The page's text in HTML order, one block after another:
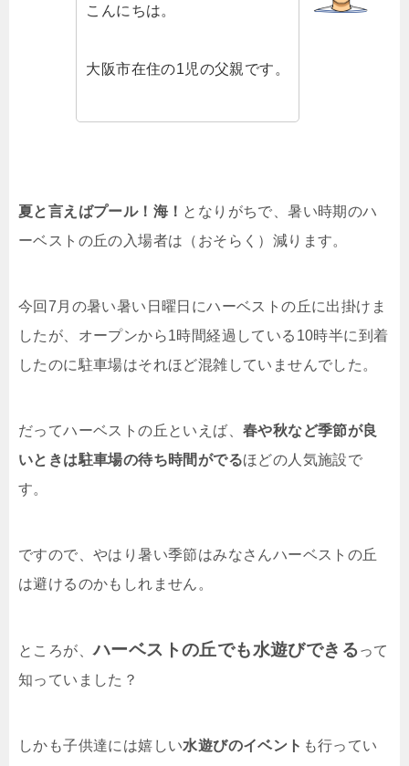
こんにちは。
大阪市在住の1児の父親です。
夏と言えばプール！海！ となりがちで、暑い時期のハ
ーベストの丘の入場者は（おそらく）減ります。
今回7月の暑い暑い日曜日にハーベストの丘に出掛けま
したが、オープンから1時間経過している10時半に到着
したのに駐車場はそれほど混雑していませんでした。
だってハーベストの丘といえば、 春や秋など季節が良
いときは駐車場の待ち時間がでるほどの人気施設で
す。
ですので、やはり暑い季節はみなさんハーベストの丘
は避けるのかもしれません。
ところが、ハーベストの丘でも水遊びできるって
知っていました？
しかも子供達には嬉しい水遊びのイベント も行ってい